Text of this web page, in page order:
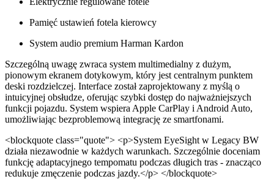
Pamięć ustawień fotela kierowcy
System audio premium Harman Kardon
Szczególną uwagę zwraca system multimedialny z dużym,
pionowym ekranem dotykowym, który jest centralnym punktem
deski rozdzielczej. Interface został zaprojektowany z myślą o
intuicyjnej obsłudze, oferując szybki dostęp do najważniejszych
funkcji pojazdu. System wspiera Apple CarPlay i Android Auto,
umożliwiając bezproblemową integrację ze smartfonami.
<blockquote class="quote"> <p>System EyeSight w Legacy BW
działa niezawodnie w każdych warunkach. Szczególnie doceniam
funkcję adaptacyjnego tempomatu podczas długich tras - znacząco
redukuje zmęczenie podczas jazdy.</p> </blockquote>